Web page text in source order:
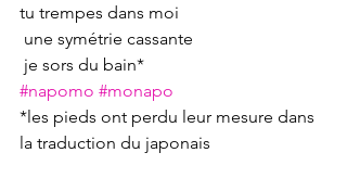
tu trempes dans moi
une symétrie cassante
je sors du bain*
#napomo #monapo
*les pieds ont perdu leur mesure dans
la traduction du japonais